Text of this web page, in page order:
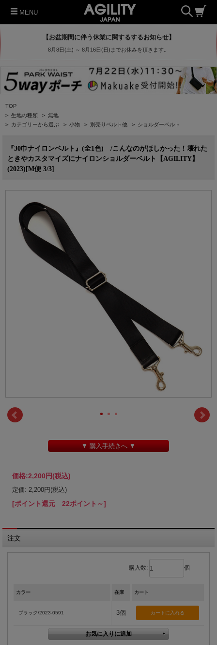
MENU
【お盆期間に伴う休業に関するするお知らせ】
8月8日(土) ～ 8月16日(日)までお休みを頂きます。
TOP
> 生地の種類 > 無地
> カテゴリーから選ぶ > 小物 > 別売りベルト他 > ショルダーベルト
『30巾ナイロンベルト』(全1色) /こんなのがほしかった！壊れた
ときやカスタマイズにナイロンショルダーベルト【AGILITY】
(2023)[M便 3/3]
▼ 購入手続きへ ▼
価格:2,200円(税込)
定価: 2,200円(税込)
[ポイント還元 22ポイント～]
注文
購入数: 個
カラー 在庫 カート
ブラック/2023-0591 3個